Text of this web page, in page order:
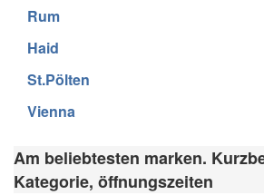
Rum
Haid
St.Pölten
Vienna
Am beliebtesten marken.
Kategorie, öffnungszeiten